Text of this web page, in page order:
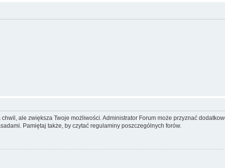
ale zwiększa Twoje możliwości. Administrator Forum może przyznać
Pamiętaj także, by czytać regulaminy poszczególnych forów.